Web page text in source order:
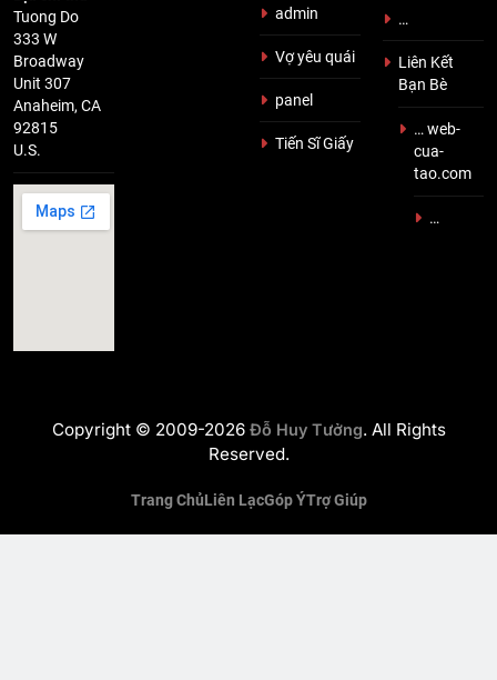
Tuong Do
333 W
Broadway
Unit 307
Anaheim, CA
92815
U.S.
admin
Vợ yêu quái
panel
Tiến Sĩ Giấy
…
Liên Kết
Bạn Bè
… web-
cua-
tao.com
…
Copyright © 2009-2026 Đỗ Huy Tưởng. All Rights
Reserved.
Trang ChủLiên LạcGóp ÝTrợ Giúp